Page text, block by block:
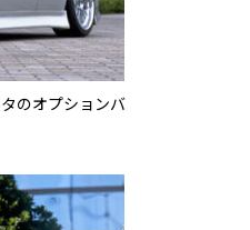
のオプションバ